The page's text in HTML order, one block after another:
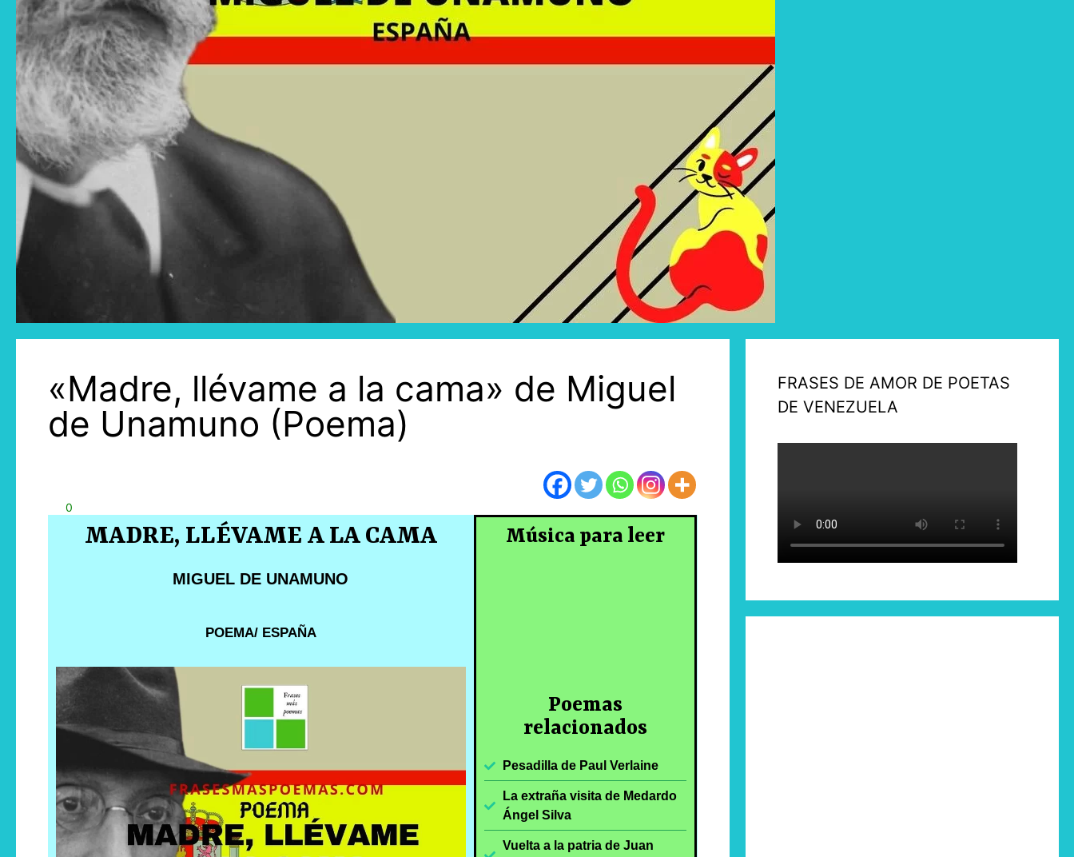
«Madre, llévame a la cama» de Miguel
de Unamuno (Poema)
0
MADRE, LLÉVAME A LA CAMA
MIGUEL DE UNAMUNO
POEMA/ ESPAÑA
Música para leer
Poemas
relacionados
Pesadilla de Paul Verlaine
La extraña visita de Medardo
Ángel Silva
Vuelta a la patria de Juan
FRASES DE AMOR DE POETAS
DE VENEZUELA